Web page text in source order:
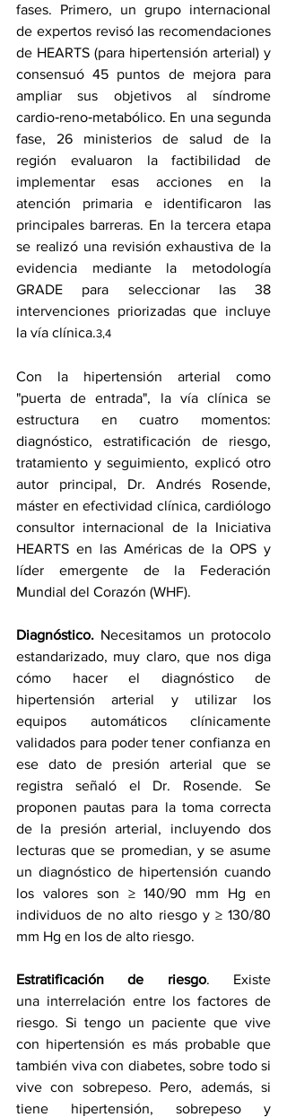
fases. Primero, un grupo internacional
de expertos revisó las recomendaciones
de HEARTS (para hipertensión arterial) y
consensuó 45 puntos de mejora para
ampliar sus objetivos al síndrome
cardio‑reno‑metabólico. En una segunda
fase, 26 ministerios de salud de la
región evaluaron la factibilidad de
implementar esas acciones en la
atención primaria e identificaron las
principales barreras. En la tercera etapa
se realizó una revisión exhaustiva de la
evidencia mediante la metodología
GRADE para seleccionar las 38
intervenciones priorizadas que incluye
la vía clínica.3,4
Con la hipertensión arterial como
"puerta de entrada", la vía clínica se
estructura en cuatro momentos:
diagnóstico, estratificación de riesgo,
tratamiento y seguimiento, explicó otro
autor principal, Dr. Andrés Rosende,
máster en efectividad clínica, cardiólogo
consultor internacional de la Iniciativa
HEARTS en las Américas de la OPS y
líder emergente de la Federación
Mundial del Corazón (WHF).
Diagnóstico. Necesitamos un protocolo
estandarizado, muy claro, que nos diga
cómo hacer el diagnóstico de
hipertensión arterial y utilizar los
equipos automáticos clínicamente
validados para poder tener confianza en
ese dato de presión arterial que se
registra señaló el Dr. Rosende. Se
proponen pautas para la toma correcta
de la presión arterial, incluyendo dos
lecturas que se promedian, y se asume
un diagnóstico de hipertensión cuando
los valores son ≥ 140/90 mm Hg en
individuos de no alto riesgo y ≥ 130/80
mm Hg en los de alto riesgo.
Estratificación de riesgo. Existe
una interrelación entre los factores de
riesgo. Si tengo un paciente que vive
con hipertensión es más probable que
también viva con diabetes, sobre todo si
vive con sobrepeso. Pero, además, si
tiene hipertensión, sobrepeso y